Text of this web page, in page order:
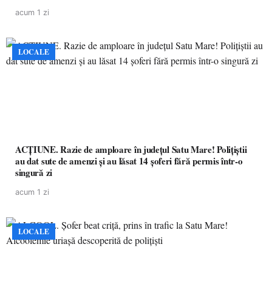
acum 1 zi
LOCALE
ACȚIUNE. Razie de amploare în județul Satu Mare! Polițiștii
au dat sute de amenzi și au lăsat 14 șoferi fără permis într-o
singură zi
acum 1 zi
LOCALE